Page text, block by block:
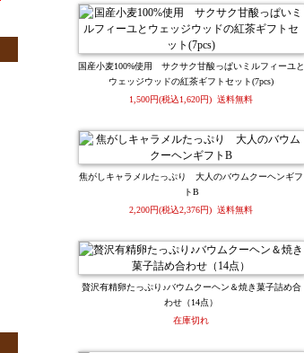
国産小麦100%使用 サクサク甘酸っぱいミルフィーユと
ウェッジウッドの紅茶ギフトセット(7pcs)
1,500円(税込1,620円) 送料無料
焦がしキャラメルたっぷり 大人のバウムクーヘンギフ
トB
2,200円(税込2,376円) 送料無料
贅沢有精卵たっぷり♪バウムクーヘン＆焼き菓子詰め合
わせ（14点）
在庫切れ